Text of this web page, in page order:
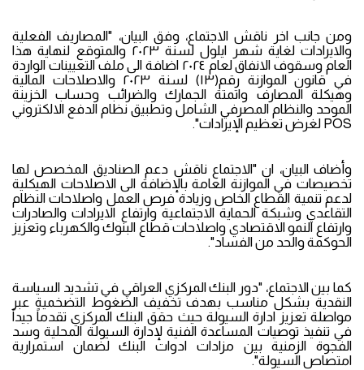
ومن جانب اخر ناقش الاجتماع، وفق البيان، "المصاريف الفعلية
والايرادات لغاية شهر ايلول لسنة ٢٠٢٣ والمتوقع لنهاية هذا
العام وسقوف الانفاق لعام ٢٠٢٤ اضافة الى ملف التعيينات الواردة
في قانون الموازنة رقم(١٣) لسنة ٢٠٢٣ والاصلاحات المالية
وهيكلة المصارف واتمتة الجمارك والضرائب وحساب الخزينة
الموحد والنظام المصرفي الشامل وتطبيق نظام الدفع الالكتروني
POS لغرض تعظيم الإيرادات".
وأضاف البيان، ان "الاجتماع ناقش دعم الصناديق المخصص لها
تخصيصات في الموازنة العامة بالإضافة الى الاصلاحات الهيكلية
لدعم تنمية القطاع الخاص وزيادة فرص العمل واصلاحات النظام
التقاعدي وشبكة الحماية الاجتماعية وارتفاع الايرادات والصادرات
وارتفاع النمو الاقتصادي واصلاحات قطاع البنوك والكهرباء وتعزيز
الحوكمة والحد من الفساد".
كما بين الاجتماع، "دور البنك المركزي العراقي في تشديد السياسة
النقدية بشكل مناسب بهدف تخفيف الضغوط التضخمية عبر
مواصلة تعزيز ادارة السيولة حيث حقق البنك المركزي تقدماً جيداً
في تنفيذ توصيات المساعدة الفنية لإدارة السيولة المحلية وسد
الفجوة الزمنية بين مزادات ادوات البنك لضمان استمرارية
امتصاص السيولة".